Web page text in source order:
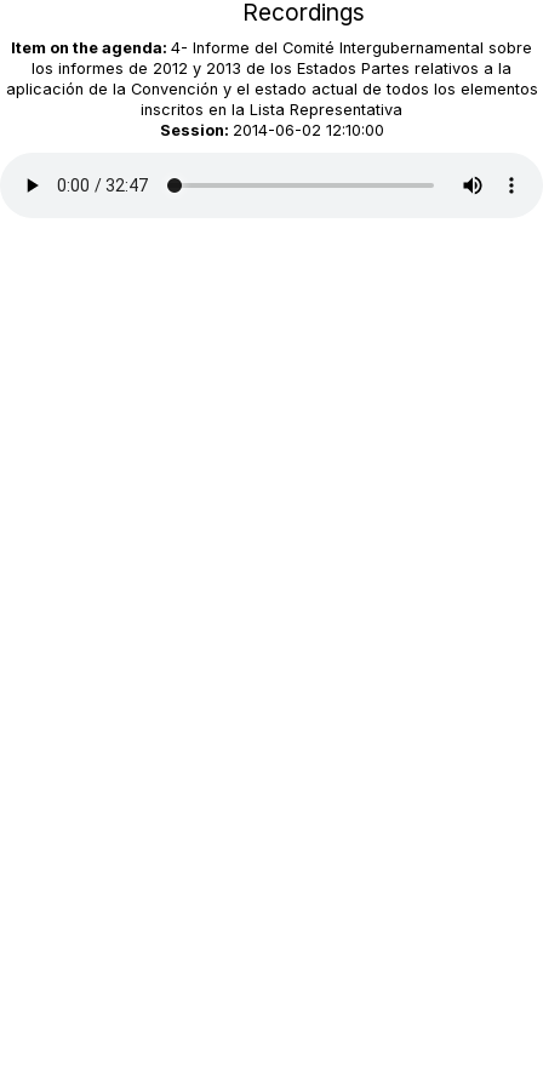
Recordings
Item on the agenda: 4- Informe del Comité Intergubernamental sobre
los informes de 2012 y 2013 de los Estados Partes relativos a la
aplicación de la Convención y el estado actual de todos los elementos
inscritos en la Lista Representativa
Session: 2014-06-02 12:10:00